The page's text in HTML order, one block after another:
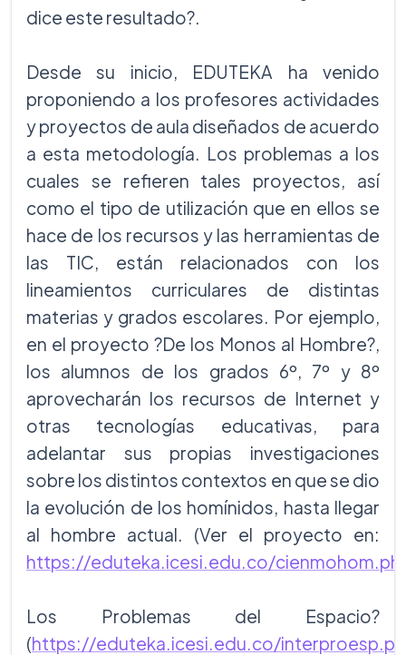
dice este resultado?.
Desde su inicio, EDUTEKA ha venido
proponiendo a los profesores actividades
y proyectos de aula diseñados de acuerdo
a esta metodología. Los problemas a los
cuales se refieren tales proyectos, así
como el tipo de utilización que en ellos se
hace de los recursos y las herramientas de
las TIC, están relacionados con los
lineamientos curriculares de distintas
materias y grados escolares. Por ejemplo,
en el proyecto ?De los Monos al Hombre?,
los alumnos de los grados 6º, 7º y 8º
aprovecharán los recursos de Internet y
otras tecnologías educativas, para
adelantar sus propias investigaciones
sobre los distintos contextos en que se dio
la evolución de los homínidos, hasta llegar
al hombre actual. (Ver el proyecto en:
https://eduteka.icesi.edu.co/
Los Problemas del Espacio?
(https://eduteka.icesi.edu.co/